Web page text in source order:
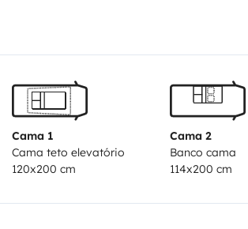
Cama 1
Cama teto elevatório
120x200 cm
Cama 2
Banco cama
114x200 cm